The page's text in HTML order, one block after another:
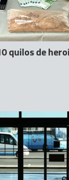
quilos de